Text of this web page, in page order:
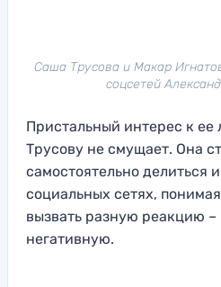
Саша Трусова и Макар
соцсетей
Пристальный интерес к
Трусову не смущает. Она
самостоятельно делиться
социальных сетях,
вызвать разную реакцию –
негативную.